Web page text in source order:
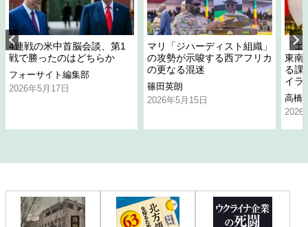
4連戦の米中首脳会談、第1
戦で勝ったのはどちらか
フォーサイト編集部
2026年5月17日
マリ「ジハーディスト組織」
の攻勢が示唆する西アフリカ
の更なる混迷
篠田英朗
2026年5月15日
「
東南
る課
イラ
高橋
2026